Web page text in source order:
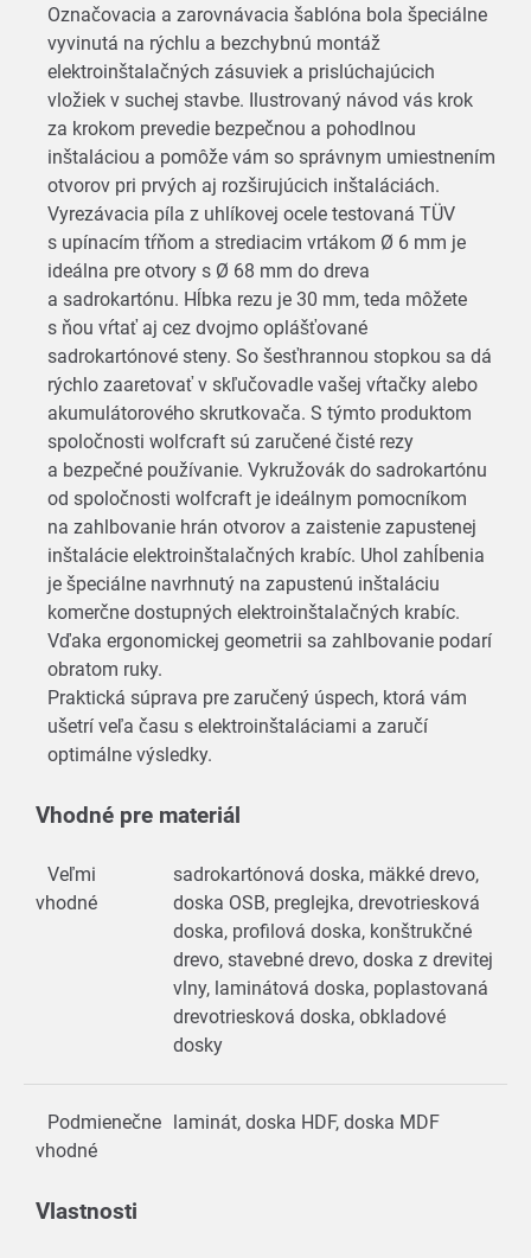
Označovacia a zarovnávacia šablóna bola špeciálne
vyvinutá na rýchlu a bezchybnú montáž
elektroinštalačných zásuviek a prislúchajúcich
vložiek v suchej stavbe. Ilustrovaný návod vás krok
za krokom prevedie bezpečnou a pohodlnou
inštaláciou a pomôže vám so správnym umiestnením
otvorov pri prvých aj rozširujúcich inštaláciách.
Vyrezávacia píla z uhlíkovej ocele testovaná TÜV
s upínacím tŕňom a strediacim vrtákom Ø 6 mm je
ideálna pre otvory s Ø 68 mm do dreva
a sadrokartónu. Hĺbka rezu je 30 mm, teda môžete
s ňou vŕtať aj cez dvojmo oplášťované
sadrokartónové steny. So šesťhrannou stopkou sa dá
rýchlo zaaretovať v skľučovadle vašej vŕtačky alebo
akumulátorového skrutkovača. S týmto produktom
spoločnosti wolfcraft sú zaručené čisté rezy
a bezpečné používanie. Vykružovák do sadrokartónu
od spoločnosti wolfcraft je ideálnym pomocníkom
na zahlbovanie hrán otvorov a zaistenie zapustenej
inštalácie elektroinštalačných krabíc. Uhol zahĺbenia
je špeciálne navrhnutý na zapustenú inštaláciu
komerčne dostupných elektroinštalačných krabíc.
Vďaka ergonomickej geometrii sa zahlbovanie podarí
obratom ruky.
Praktická súprava pre zaručený úspech, ktorá vám
ušetrí veľa času s elektroinštaláciami a zaručí
optimálne výsledky.
Vhodné pre materiál
Veľmi
vhodné
sadrokartónová doska, mäkké drevo,
doska OSB, preglejka, drevotriesková
doska, profilová doska, konštrukčné
drevo, stavebné drevo, doska z drevitej
vlny, laminátová doska, poplastovaná
drevotriesková doska, obkladové
dosky
Podmienečne
vhodné
laminát, doska HDF, doska MDF
Vlastnosti